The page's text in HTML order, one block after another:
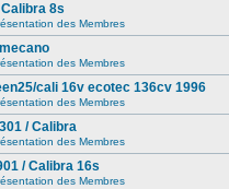
8s
des Membres
des Membres
cali 16v ecotec 136cv 1996
des Membres
/ Calibra
des Membres
/ Calibra 16s
des Membres